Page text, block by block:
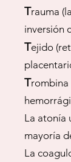
Trauma
inversión
Tejido
Trombina
La atonía
mayoría
La